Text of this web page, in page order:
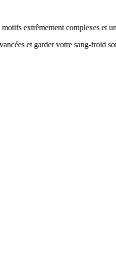
motifs extrêmement complexes et
et garder votre sang-froid